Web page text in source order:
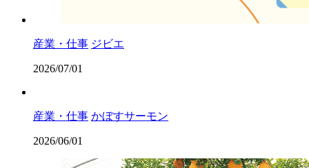
産業・仕事 ジビエ
2026/07/01
産業・仕事 かぼすサーモン
2026/06/01